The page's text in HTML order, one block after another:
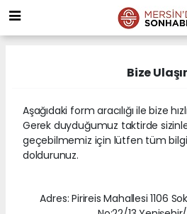
Bize
Aşağıdaki form aracılığı ile bize
Gerek duyduğumuz taktirde
geçebilmemiz için lütfen tüm
doldurunuz.
Adres: Pirireis Mahallesi 1106